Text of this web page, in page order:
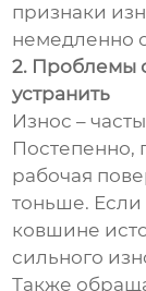
признаки
немедленно
2. Проблемы
устранить
Износ –
Постепенно,
рабочая
тоньше. Если
ковшине
сильного
Также